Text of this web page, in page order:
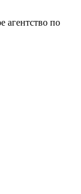
агентство по